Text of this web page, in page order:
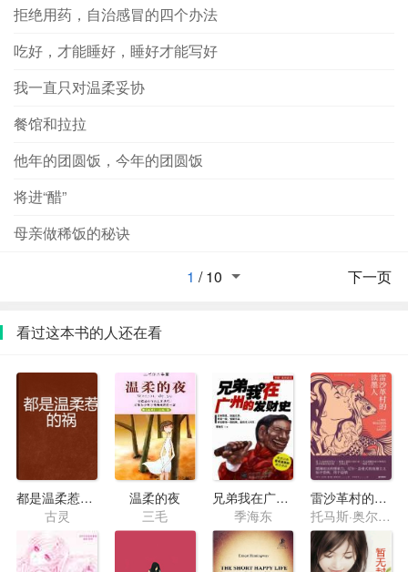
拒绝用药，自治感冒的四个办法
吃好，才能睡好，睡好才能写好
我一直只对温柔妥协
餐馆和拉拉
他年的团圆饭，今年的团圆饭
将进“醋”
母亲做稀饭的秘诀
下一页
1 /10
看过这本书的人还在看
都是温柔惹的祸
古灵
温柔的夜
三毛
兄弟我在广州的发财史
季海东
雷沙革村的读墨人
托马斯·奥尔德·赫维尔特